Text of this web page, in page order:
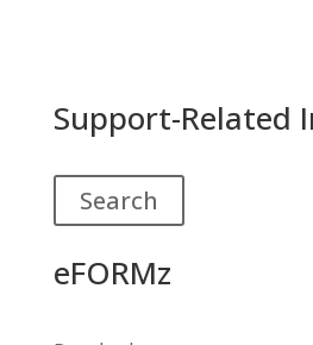
Support-Related
Search
eFORMz